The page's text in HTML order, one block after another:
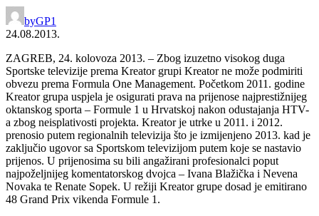
byGP1
24.08.2013.
ZAGREB, 24. kolovoza 2013. – Zbog izuzetno visokog duga
Sportske televizije prema Kreator grupi Kreator ne može podmiriti
obvezu prema Formula One Management. Početkom 2011. godine
Kreator grupa uspjela je osigurati prava na prijenose najprestižnijeg
oktanskog sporta – Formule 1 u Hrvatskoj nakon odustajanja HTV-
a zbog neisplativosti projekta. Kreator je utrke u 2011. i 2012.
prenosio putem regionalnih televizija što je izmijenjeno 2013. kad je
zaključio ugovor sa Sportskom televizijom putem koje se nastavio
prijenos. U prijenosima su bili angažirani profesionalci poput
najpoželjnijeg komentatorskog dvojca – Ivana Blažička i Nevena
Novaka te Renate Sopek. U režiji Kreator grupe dosad je emitirano
48 Grand Prix vikenda Formule 1.